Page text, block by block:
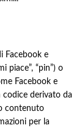
Facebook e
piace”, “pin”) o
Facebook e
derivato da
contenuto
per la